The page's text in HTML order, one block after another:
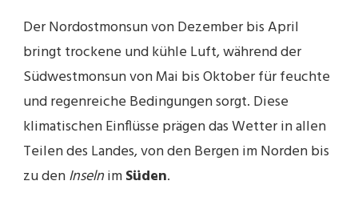
Der Nordostmonsun von Dezember bis April
bringt trockene und kühle Luft, während der
Südwestmonsun von Mai bis Oktober für feuchte
und regenreiche Bedingungen sorgt. Diese
klimatischen Einflüsse prägen das Wetter in allen
Teilen des Landes, von den Bergen im Norden bis
zu denInselnimSüden.